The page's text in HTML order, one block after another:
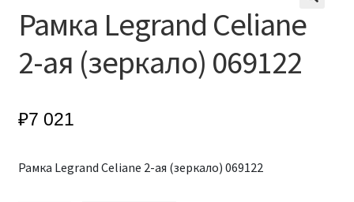
Рамка Legrand Сeliane
2-ая (зеркало) 069122
₽7 021
Рамка Legrand Сeliane 2-ая (зеркало) 069122